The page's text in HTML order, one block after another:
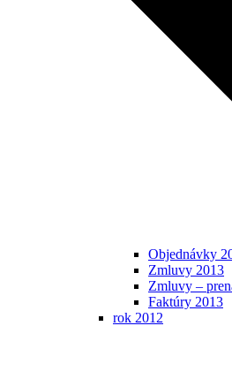
Objednávky
Zmluvy 2013
Zmluvy –
Faktúry 2013
rok 2012